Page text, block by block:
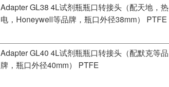
Adapter GL38 4L试剂瓶瓶口转接头（配天地，热
电，Honeywell等品牌，瓶口外径38mm） PTFE
Adapter GL40 4L试剂瓶瓶口转接头（配默克等品
牌，瓶口外径40mm） PTFE